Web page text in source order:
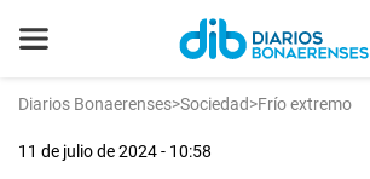
Diarios Bonaerenses>Sociedad>Frío extremo
11 de julio de 2024 - 10:58